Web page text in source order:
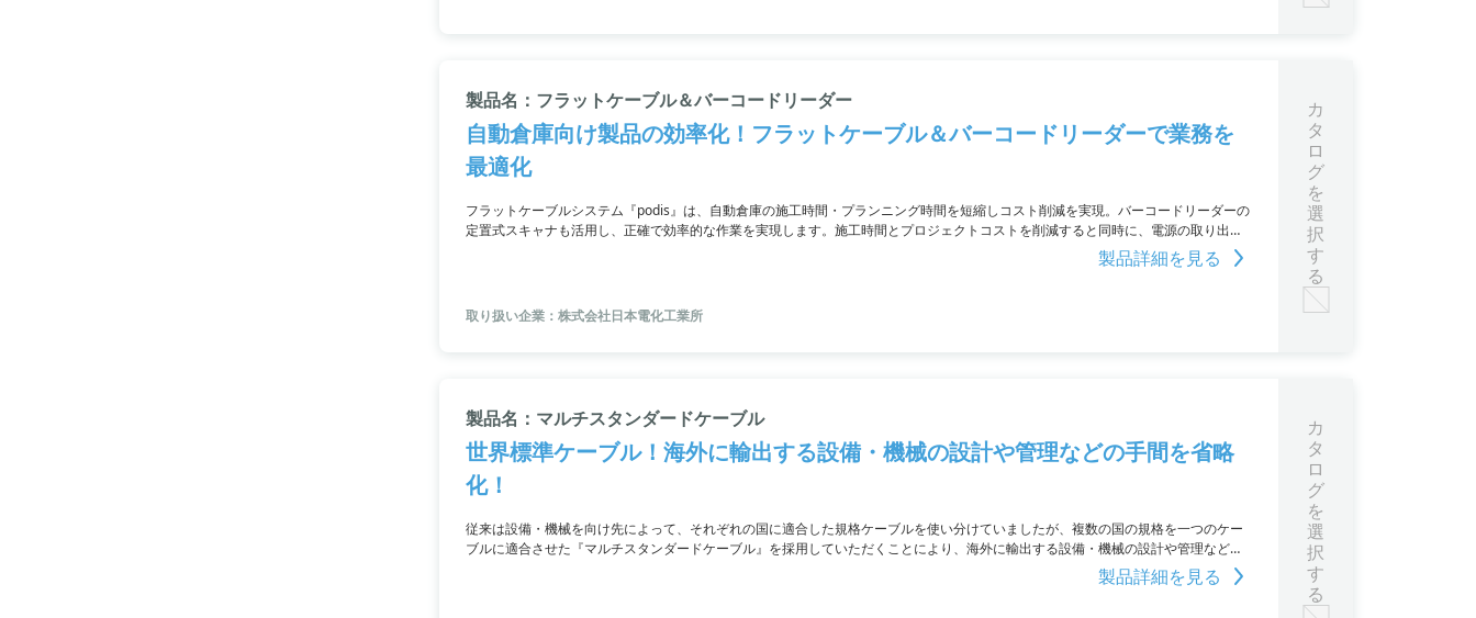
製品名：フラットケーブル＆バーコードリーダー
自動倉庫向け製品の効率化！フラットケーブル＆バーコードリーダーで業務を
最適化
フラットケーブルシステム『podis』は、自動倉庫の施工時間・プランニング時間を短縮しコスト削減を実現。バーコードリーダーの
定置式スキャナも活用し、正確で効率的な作業を実現します。施工時間とプロジェクトコストを削減すると同時に、電源の取り出し
も自由に行うことができ、改修作業においても時間短縮が可能です。また、オプトエレクトロニクスのバーコードリーダーは、業界
製品詳細を見る
取り扱い企業：株式会社日本電化工業所
カ
タ
ロ
グ
を
選
択
す
る
製品名：マルチスタンダードケーブル
世界標準ケーブル！海外に輸出する設備・機械の設計や管理などの手間を省略
化！
従来は設備・機械を向け先によって、それぞれの国に適合した規格ケーブルを使い分けていましたが、複数の国の規格を一つのケー
ブルに適合させた『マルチスタンダードケーブル』を採用していただくことにより、海外に輸出する設備・機械の設計や管理などの
手間を省くことが可能です。アメリカ規格（UL）、カナダ規格（CSA）、ヨーロッパ規格（CE）、中国規格（CCC）を取得していま
製品詳細を見る
カ
タ
ロ
グ
を
選
択
す
る